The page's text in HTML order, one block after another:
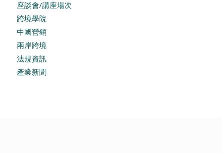
座談會/講座場次
跨境學院
中國營銷
兩岸跨境
法規資訊
產業新聞